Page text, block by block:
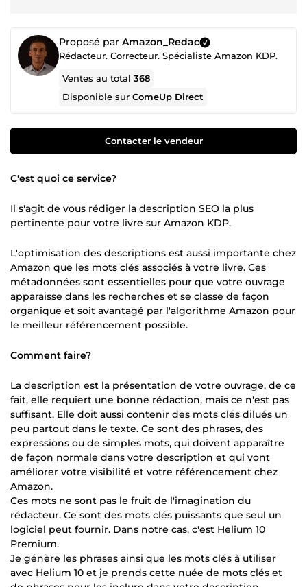
Proposé par Amazon_Redac
Rédacteur. Correcteur. Spécialiste Amazon KDP.
Ventes au total368
Disponible surComeUp Direct
Contacter le vendeur
C'est quoi ce service?
Il s'agit de vous rédiger la description SEO la plus
pertinente pour votre livre sur Amazon KDP.
L'optimisation des descriptions est aussi importante chez
Amazon que les mots clés associés à votre livre. Ces
métadonnées sont essentielles pour que votre ouvrage
apparaisse dans les recherches et se classe de façon
organique et soit avantagé par l'algorithme Amazon pour
le meilleur référencement possible.
Comment faire?
La description est la présentation de votre ouvrage, de ce
fait, elle requiert une bonne rédaction, mais ce n'est pas
suffisant. Elle doit aussi contenir des mots clés dilués un
peu partout dans le texte. Ce sont des phrases, des
expressions ou de simples mots, qui doivent apparaître
de façon normale dans votre description et qui vont
améliorer votre visibilité et votre référencement chez
Amazon.
Ces mots ne sont pas le fruit de l'imagination du
rédacteur. Ce sont des mots clés puissants que seul un
logiciel peut fournir. Dans notre cas, c'est Helium 10
Premium.
Je génère les phrases ainsi que les mots clés à utiliser
avec Helium 10 et je prends cette nuée de mots clés et